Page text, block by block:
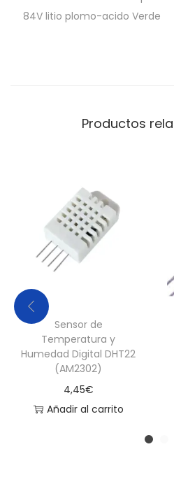
84V litio plomo-acido Verde
Productos
Sensor de
Temperatura y
Humedad Digital DHT22
(AM2302)
4,45€
Añadir al carrito